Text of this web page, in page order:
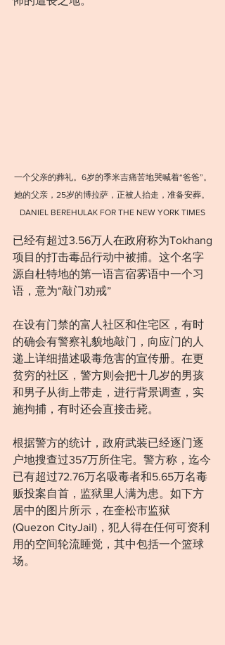
⼀个⽗亲的葬礼。6岁的季米吉痛苦地哭喊着“爸爸”。
她的父亲，25岁的博拉萨，正被人抬走，准备安葬。
DANIEL BEREHULAK FOR THE NEW YORK TIMES
已经有超过3.56万人在政府称为Tokhang
项目的打击毒品行动中被捕。这个名字
源自杜特地的第一语言宿雾语中一个习
语，意为“敲门劝戒”
在设有门禁的富人社区和住宅区，有时
的确会有警察礼貌地敲门，向应门的人
递上详细描述吸毒危害的宣传册。在更
贫穷的社区，警方则会把十几岁的男孩
和男子从街上带走，进行背景调查，实
施拘捕，有时还会直接击毙。
根据警方的统计，政府武装已经逐门逐
户地搜查过357万所住宅。警方称，迄今
已有超过72.76万名吸毒者和5.65万名毒
贩投案自首，监狱里人满为患。如下方
居中的图片所示，在奎松市监狱
(Quezon CityJail)，犯人得在任何可资利
用的空间轮流睡觉，其中包括一个篮球
场。